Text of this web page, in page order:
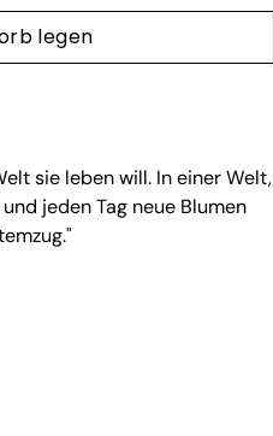
legen
sie leben will. In einer Welt,
jeden Tag neue Blumen